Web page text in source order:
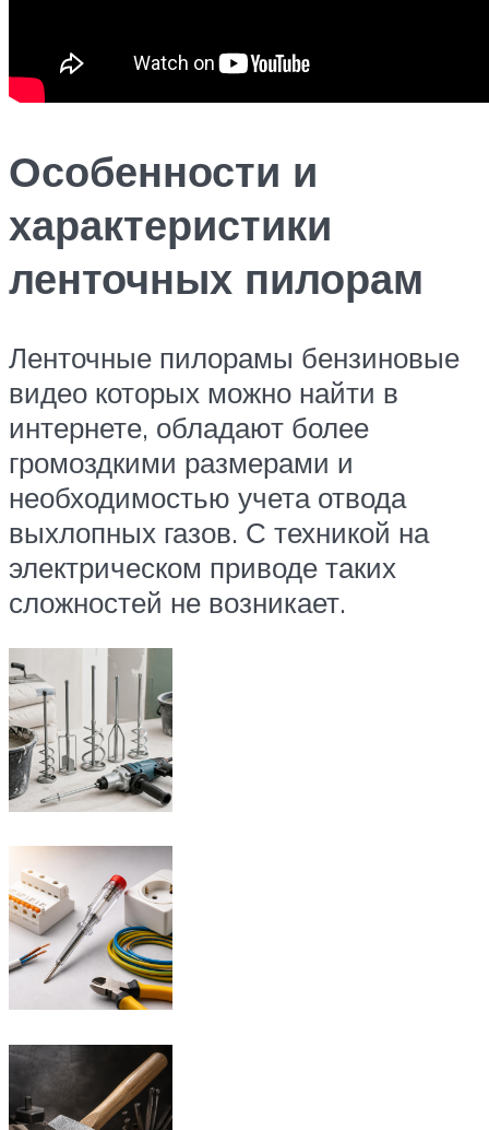
Особенности и
характеристики
ленточных пилорам
Ленточные пилорамы бензиновые
видео которых можно найти в
интернете, обладают более
громоздкими размерами и
необходимостью учета отвода
выхлопных газов. С техникой на
электрическом приводе таких
сложностей не возникает.